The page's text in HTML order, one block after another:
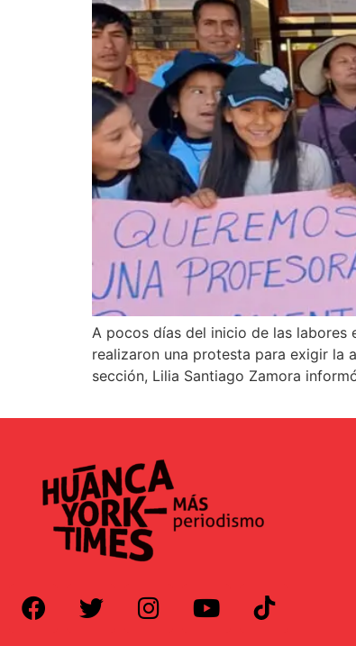
A pocos días del inicio de las labores
realizaron una protesta para exigir la
sección, Lilia Santiago Zamora